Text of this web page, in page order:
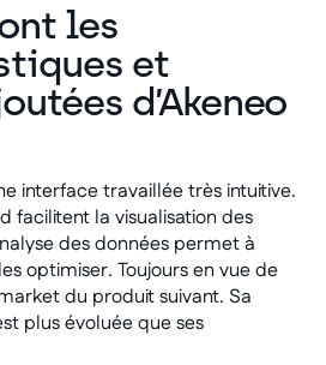
les
et
d’Akeneo
interface travaillée très intuitive.
facilitent la visualisation des
des données permet à
optimiser. Toujours en vue de
du produit suivant. Sa
plus évoluée que ses